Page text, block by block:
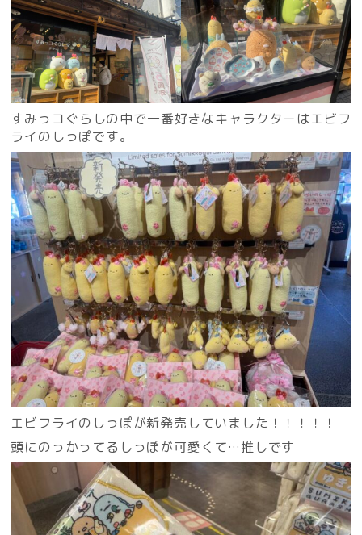
すみっコぐらしの中で一番好きなキャラクターはエビフ
ライのしっぽです。
エビフライのしっぽが新発売していました！！！！！
頭にのっかってるしっぽが可愛くて…推しです